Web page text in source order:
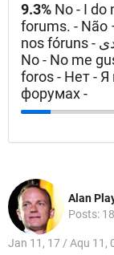
9.3% No - I do
forums. - Não
nos fóruns - لا - لا أرغب بتعليم لغة جديدة في المنتدى -
No - No me
foros - Нет - Я
форумах -
Alan
Posts:
Jan 11, 17 / Aqu 11,